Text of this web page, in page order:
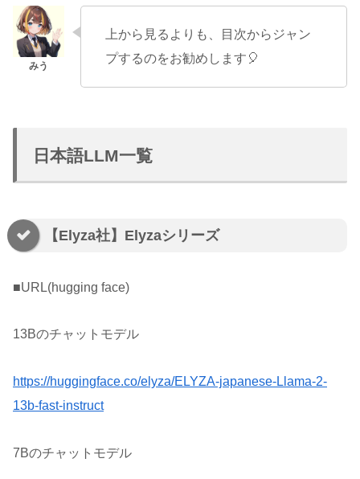
上から見るよりも、目次からジャン
プするのをお勧めします🎈
日本語LLM一覧
【Elyza社】Elyzaシリーズ
■URL(hugging face)
13Bのチャットモデル
https://huggingface.co/elyza/ELYZA-japanese-Llama-2-
13b-fast-instruct
7Bのチャットモデル